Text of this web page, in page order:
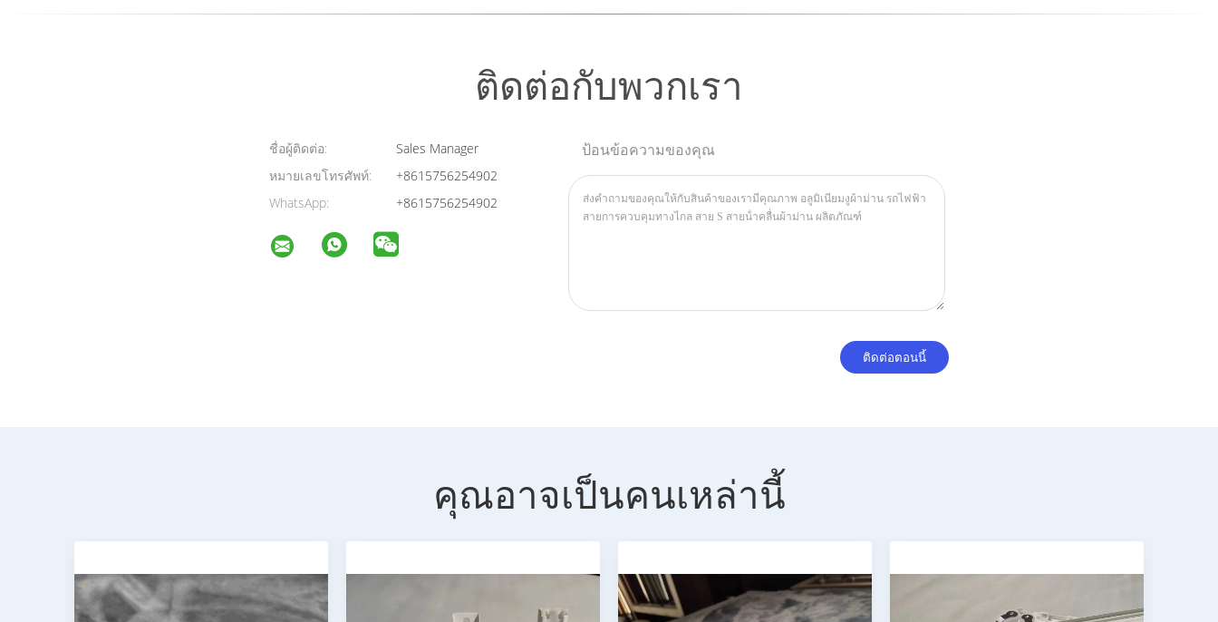
ติดต่อกับพวกเรา
ชื่อผู้ติดต่อ:
Sales Manager
หมายเลขโทรศัพท์:
+8615756254902
WhatsApp:
+8615756254902
ป้อนข้อความของคุณ
คุณอาจเป็นคนเหล่านี้